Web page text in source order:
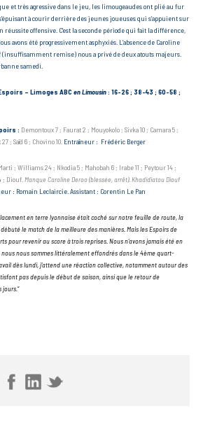
et très agressive dans le jeu, les limougeaudes ont plié au fur
à courir derrière des jeunes joueuses qui s’appuient sur
offensive. C’est la seconde période qui fait la différence,
avons été progressivement asphyxiés. L’absence de Caroline
(insuffisamment remise) nous a privé de deux atouts majeurs.
samedi.
– Limoges ABCen Limousin: 16-26 ; 38-43 ; 60-58 ;
: Demontoux 7 ; Faurat 2 ; Mouyokolo ; Sivka 10 ; Camara 5 ;
; Saïd 6 ; Chovino 10. Entraîneur : Frédéric Berger
; Williams 24 ; Nkodia 5 ; Mahobah 6 ; Irabe 11 ; Peytour 14 ;
; Diouf. Manque Caroline Deroo (blessée, arrêt). Khadidiatou Diouf
: Romain Leclaircie. Assistant : Corentin Le Pan
en terre lyonnaise était coché sur notre feuille de route, la
le match de la meilleure des manières. Mais les Espoirs de
pour revenir au score à trois reprises. Nous n’avons jamais été en
nous sommes littéralement effondrés dans le 4ème quart-
dès lundi, j’attend une réaction collective, notamment autour des
pas depuis le début de saison, ainsi que le retour de
jours.“